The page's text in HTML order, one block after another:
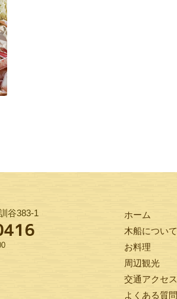
谷383-1
ホーム
木船について
お料理
周辺観光
交通アクセス
よくある質問